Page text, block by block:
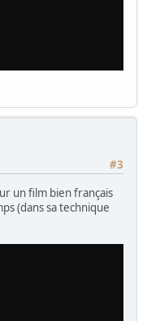
#3
un film bien français
(dans sa technique